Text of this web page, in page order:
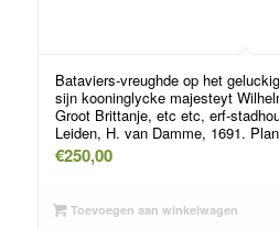
Bataviers-vreughde op het
sijn kooninglycke majesteyt
Groot Brittanje, etc etc, erf-
Leiden, H. van Damme, 1691.
€250,00
Toevoegen aan winkelwagen